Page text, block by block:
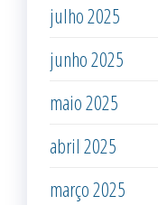
julho 2025
junho 2025
maio 2025
abril 2025
março 2025